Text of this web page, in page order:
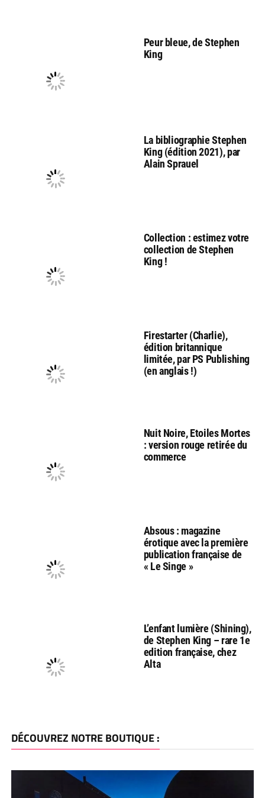
Peur bleue, de Stephen
King
La bibliographie Stephen
King (édition 2021), par
Alain Sprauel
Collection : estimez votre
collection de Stephen
King !
Firestarter (Charlie),
édition britannique
limitée, par PS Publishing
(en anglais !)
Nuit Noire, Etoiles Mortes
: version rouge retirée du
commerce
Absous : magazine
érotique avec la première
publication française de
« Le Singe »
L’enfant lumière (Shining),
de Stephen King – rare 1e
edition française, chez
Alta
DÉCOUVREZ NOTRE BOUTIQUE :